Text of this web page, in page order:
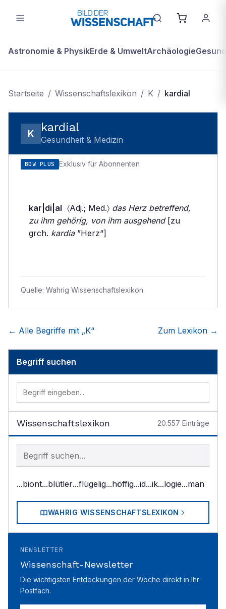
Astronomie & PhysikErde & UmweltArchäologie
Startseite / Wissenschaftslexikon / K / kardial
K kardial
Gesundheit & Medizin
BDW PLUS Exklusiv für Abonnenten
kar|di|al 〈Adj.; Med.〉 das Herz betreffend,
zu ihm gehörig, von ihm ausgehend[zu
grch. kardia”Herz“]
Quelle: Wahrig Wissenschaftslexikon
← Alle Begriffe mit „K“ Zum Lexikon →
Begriff suchen
Wissenschaftslexikon 20.557 Einträge
Begriff im Lexikon suchen
...biont...blütler...flügelig...höffig...id...ik...logie...man
WAHRIG WISSENSCHAFTSLEXIKON
NEWSLETTER
Wissenschaft-Newsletter
Die wichtigsten Entdeckungen der Woche direkt in Ihr
Postfach.